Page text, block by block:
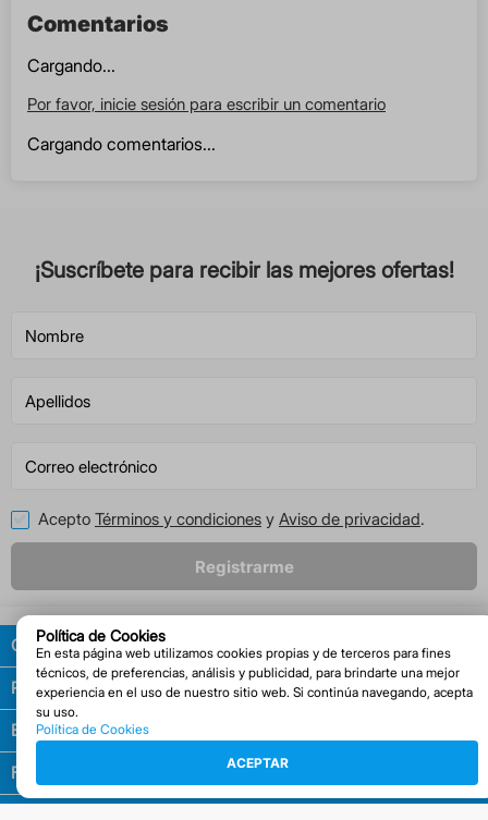
Política de Cookies
En esta página web utilizamos cookies propias y de terceros para fines
técnicos, de preferencias, análisis y publicidad, para brindarte una mejor
experiencia en el uso de nuestro sitio web. Si continúa navegando, acepta
su uso.
Política de Cookies
ACEPTAR
Comentarios
Cargando...
Por favor, inicie sesión para escribir un comentario
Cargando comentarios...
¡Suscríbete para recibir las mejores ofertas!
Acepto Términos y condiciones y Aviso de privacidad.
Registrarme
Guía de compras
Políticas
Empresa
Facturación